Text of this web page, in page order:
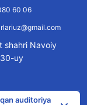
60 06
shahri Navoiy
30-uy
auditoriya